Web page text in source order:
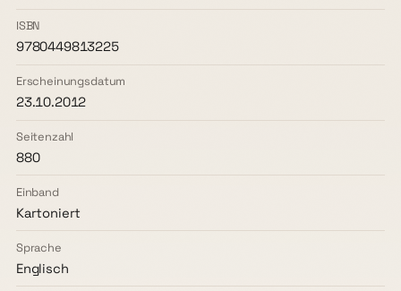
ISBN
9780449813225
Erscheinungsdatum
23.10.2012
Seitenzahl
880
Einband
Kartoniert
Sprache
Englisch